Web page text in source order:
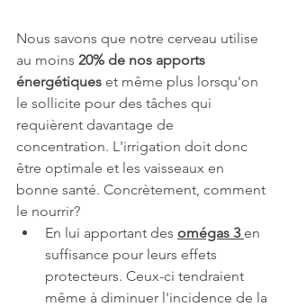
Nous savons que notre cerveau utilise
au moins 20% de nos apports
énergétiques et même plus lorsqu'on
le sollicite pour des tâches qui
requièrent davantage de
concentration. L'irrigation doit donc
être optimale et les vaisseaux en
bonne santé. Concrètement, comment
le nourrir?
En lui apportant des omégas 3 en
suffisance pour leurs effets
protecteurs. Ceux-ci tendraient
même à diminuer l'incidence de la